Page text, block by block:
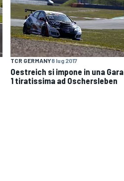
TCR GERMANY8 lug 2017
Oestreich si impone in una Gara
1 tiratissima ad Oschersleben